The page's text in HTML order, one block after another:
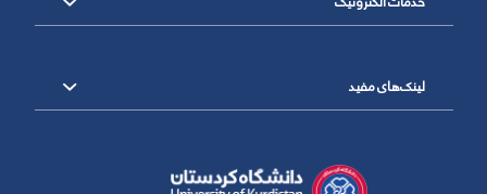
لینک‌های مفید